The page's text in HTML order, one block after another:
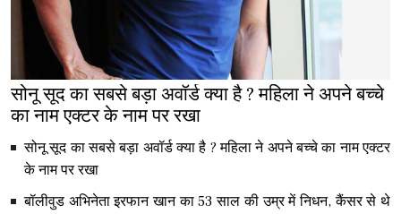
सोनू सूद का सबसे बड़ा अवॉर्ड क्या है ? महिला ने अपने बच्चे
का नाम एक्टर के नाम पर रखा
सोनू सूद का सबसे बड़ा अवॉर्ड क्या है ? महिला ने अपने बच्चे का नाम एक्टर
के नाम पर रखा
बॉलीवुड अभिनेता इरफान खान का 53 साल की उम्र में निधन, कैंसर से थे